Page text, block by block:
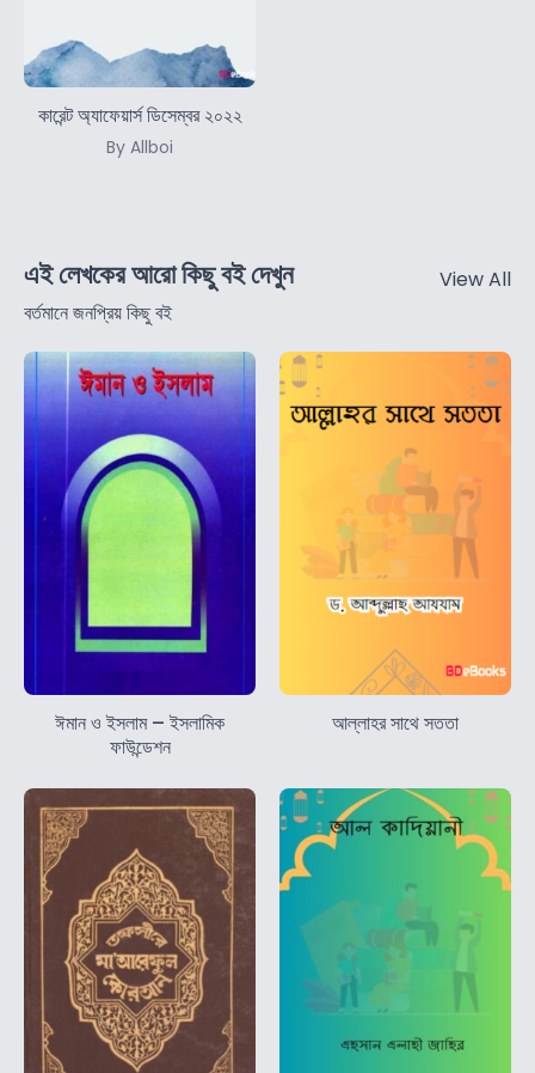
কারেন্ট অ্যাফেয়ার্স ডিসেম্বর ২০২২
By Allboi
এই লেখকের আরো কিছু বই দেখুন
বর্তমানে জনপ্রিয় কিছু বই
View All
ঈমান ও ইসলাম – ইসলামিক
ফাউন্ডেশন
আল্লাহর সাথে সততা